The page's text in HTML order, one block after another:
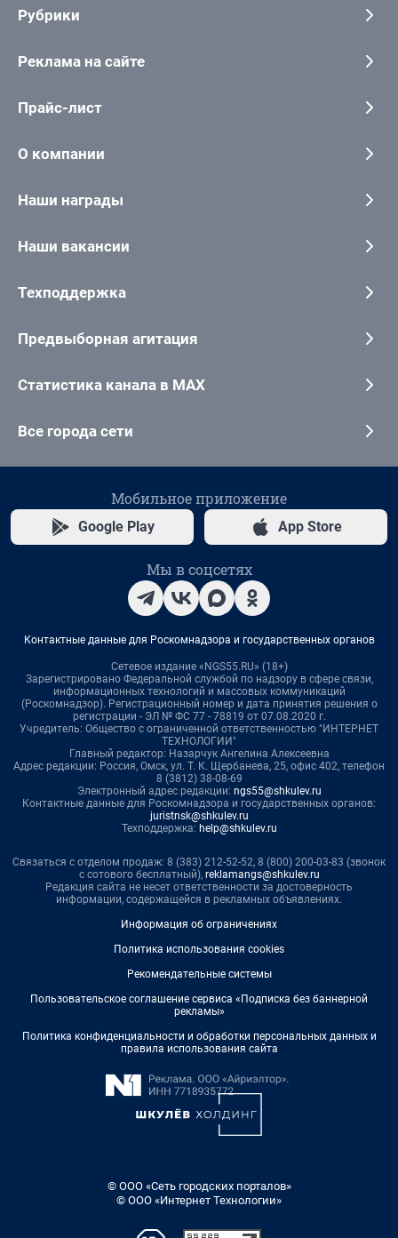
Рубрики
Реклама на сайте
Прайс-лист
О компании
Наши награды
Наши вакансии
Техподдержка
Предвыборная агитация
Статистика канала в MAX
Все города сети
Мобильное приложение
Google Play App Store
Мы в соцсетях
Контактные данные для Роскомнадзора и государственных органов
Сетевое издание «NGS55.RU» (18+)
Зарегистрировано Федеральной службой по надзору в сфере связи,
информационных технологий и массовых коммуникаций
(Роскомнадзор). Регистрационный номер и дата принятия решения о
регистрации - ЭЛ № ФС 77 - 78819 от 07.08.2020 г.
Учредитель: Общество с ограниченной ответственностью "ИНТЕРНЕТ
ТЕХНОЛОГИИ"
Главный редактор: Назарчук Ангелина Алексеевна
Адрес редакции: Россия, Омск, ул. Т. К. Щербанева, 25, офис 402, телефон
8 (3812) 38-08-69
Электронный адрес редакции: ngs55@shkulev.ru
Контактные данные для Роскомнадзора и государственных органов:
juristnsk@shkulev.ru
Техподдержка: help@shkulev.ru
Связаться с отделом продаж: 8 (383) 212-52-52, 8 (800) 200-03-83 (звонок
с сотового бесплатный), reklamangs@shkulev.ru
Редакция сайта не несет ответственности за достоверность
информации, содержащейся в рекламных объявлениях.
Информация об ограничениях
Политика использования cookies
Рекомендательные системы
Пользовательское соглашение сервиса «Подписка без баннерной
рекламы»
Политика конфиденциальности и обработки персональных данных и
правила использования сайта
© ООО «Сеть городских порталов»
© ООО «Интернет Технологии»